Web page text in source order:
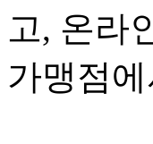
고, 온라
가맹점